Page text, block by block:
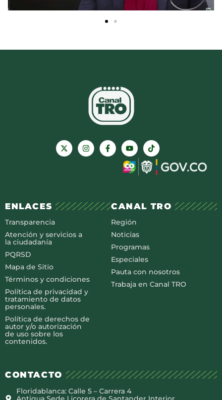
ENLACES
Transparencia
Atención y servicios a
la ciudadanía
PQRSD
Mapa de Sitio
Términos y condiciones
Política de privacidad y
tratamiento de datos
personales.
Política de derechos de
autor y/o autorización
de uso sobre los
contenidos.
CANAL TRO
Región
Noticias
Programas
Especiales
Pauta con nosotros
Trabaja en Canal TRO
CONTACTO
Floridablanca: Calle 5 – Carrera 4